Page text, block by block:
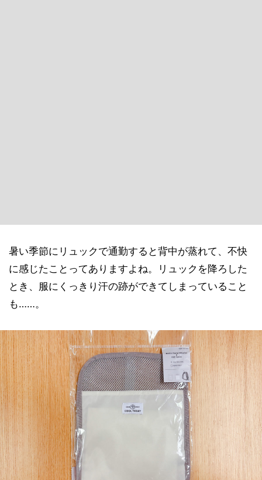
暑い季節にリュックで通勤すると背中が蒸れて、不快
に感じたことってありますよね。リュックを降ろした
とき、服にくっきり汗の跡ができてしまっていること
も……。